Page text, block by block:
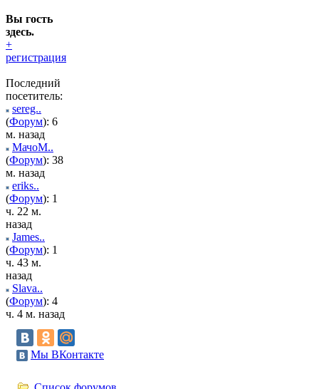
Вы гость
здесь.
+
регистрация
Последний
посетитель:
sereg..
(Форум): 6
м. назад
МачоМ..
(Форум): 38
м. назад
eriks..
(Форум): 1
ч. 22 м.
назад
James..
(Форум): 1
ч. 43 м.
назад
Slava..
(Форум): 4
ч. 4 м. назад
Мы ВКонтакте